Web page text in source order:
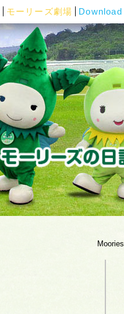
モーリーズ劇場 Download
Moories